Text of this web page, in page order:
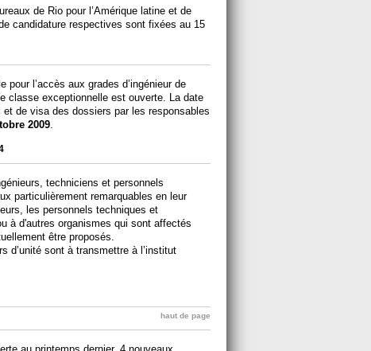
de Rio pour l’Amérique latine et de
candidature respectives sont fixées au 15
pour l’accès aux grades d’ingénieur de
classe exceptionnelle est ouverte. La date
de visa des dossiers par les responsables
2009.
techniciens et personnels
particulièrement remarquables en leur
les personnels techniques et
à d'autres organismes qui sont affectés
être proposés.
d’unité sont à transmettre à l’institut
haut de page